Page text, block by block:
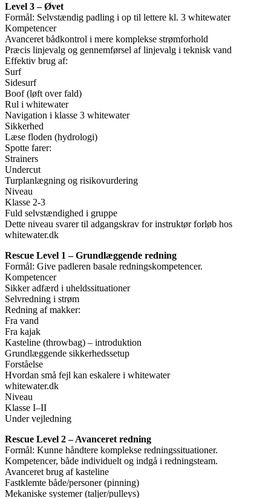
Level 3 – Øvet
Formål: Selvstændig padling i op til lettere kl. 3 whitewater
Kompetencer
Avanceret bådkontrol i mere komplekse strømforhold
Præcis linjevalg og gennemførsel af linjevalg i teknisk vand
Effektiv brug af:
Surf
Sidesurf
Boof (løft over fald)
Rul i whitewater
Navigation i klasse 3 whitewater
Sikkerhed
Læse floden (hydrologi)
Spotte farer:
Strainers
Undercut
Turplanlægning og risikovurdering
Niveau
Klasse 2-3
Fuld selvstændighed i gruppe
Dette niveau svarer til adgangskrav for instruktør forløb hos
whitewater.dk
Rescue Level 1 – Grundlæggende redning
Formål: Give padleren basale redningskompetencer.
Kompetencer
Sikker adfærd i uheldssituationer
Selvredning i strøm
Redning af makker:
Fra vand
Fra kajak
Kasteline (throwbag) – introduktion
Grundlæggende sikkerhedssetup
Forståelse
Hvordan små fejl kan eskalere i whitewater
whitewater.dk
Niveau
Klasse I–II
Under vejledning
Rescue Level 2 – Avanceret redning
Formål: Kunne håndtere komplekse redningssituationer.
Kompetencer, både individuelt og indgå i redningsteam.
Avanceret brug af kasteline
Fastklemte både/personer (pinning)
Mekaniske systemer (taljer/pulleys)